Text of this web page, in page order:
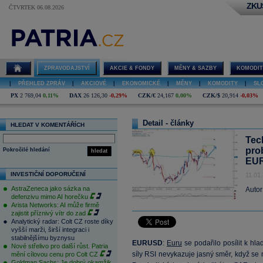
ČTVRTEK 06.08.2026
ZPRAVODAJSTVÍ AKCIE & FONDY MĚNY & SAZBY
PŘEHLED ZPRÁV AKCIOVÉ EKONOMICKÉ MĚNY KOMODITY
PX 2 769,04 0,11% DAX 26 126,30 -0,29% CZK/€ 24,167 0,00% CZK/$ 20,914 -0,03%
HLEDAT V KOMENTÁŘÍCH
hledat
Pokročilé hledání
INVESTIČNÍ DOPORUČENÍ
AstraZeneca jako sázka na
defenzivu mimo AI horečku
Arista Networks: AI může firmě
zajistit příznivý vítr do zad
Analytický radar: Colt CZ roste díky
vyšší marži, širší integraci i
stabilnějšímu byznysu
Nové střelivo pro další růst. Patria
mění cílovou cenu pro Colt CZ
Detail - články
EURUSD: Euru se podařilo posílit k
síly RSI nevykazuje jasný směr, když